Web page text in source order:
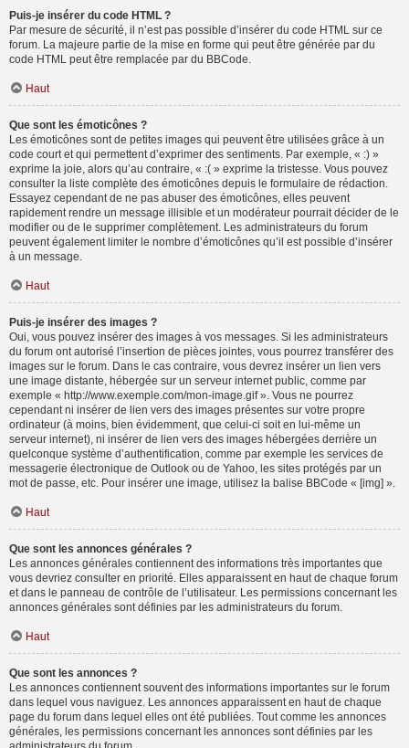
Puis-je insérer du code HTML ?
Par mesure de sécurité, il n’est pas possible d’insérer du code HTML sur ce
forum. La majeure partie de la mise en forme qui peut être générée par du
code HTML peut être remplacée par du BBCode.
Haut
Que sont les émoticônes ?
Les émoticônes sont de petites images qui peuvent être utilisées grâce à un
code court et qui permettent d’exprimer des sentiments. Par exemple, « :) »
exprime la joie, alors qu’au contraire, « :( » exprime la tristesse. Vous pouvez
consulter la liste complète des émoticônes depuis le formulaire de rédaction.
Essayez cependant de ne pas abuser des émoticônes, elles peuvent
rapidement rendre un message illisible et un modérateur pourrait décider de le
modifier ou de le supprimer complètement. Les administrateurs du forum
peuvent également limiter le nombre d’émoticônes qu’il est possible d’insérer
à un message.
Haut
Puis-je insérer des images ?
Oui, vous pouvez insérer des images à vos messages. Si les administrateurs
du forum ont autorisé l’insertion de pièces jointes, vous pourrez transférer des
images sur le forum. Dans le cas contraire, vous devrez insérer un lien vers
une image distante, hébergée sur un serveur internet public, comme par
exemple « http://www.exemple.com/mon-image.gif ». Vous ne pourrez
cependant ni insérer de lien vers des images présentes sur votre propre
ordinateur (à moins, bien évidemment, que celui-ci soit en lui-même un
serveur internet), ni insérer de lien vers des images hébergées derrière un
quelconque système d’authentification, comme par exemple les services de
messagerie électronique de Outlook ou de Yahoo, les sites protégés par un
mot de passe, etc. Pour insérer une image, utilisez la balise BBCode « [img] ».
Haut
Que sont les annonces générales ?
Les annonces générales contiennent des informations très importantes que
vous devriez consulter en priorité. Elles apparaissent en haut de chaque forum
et dans le panneau de contrôle de l’utilisateur. Les permissions concernant les
annonces générales sont définies par les administrateurs du forum.
Haut
Que sont les annonces ?
Les annonces contiennent souvent des informations importantes sur le forum
dans lequel vous naviguez. Les annonces apparaissent en haut de chaque
page du forum dans lequel elles ont été publiées. Tout comme les annonces
générales, les permissions concernant les annonces sont définies par les